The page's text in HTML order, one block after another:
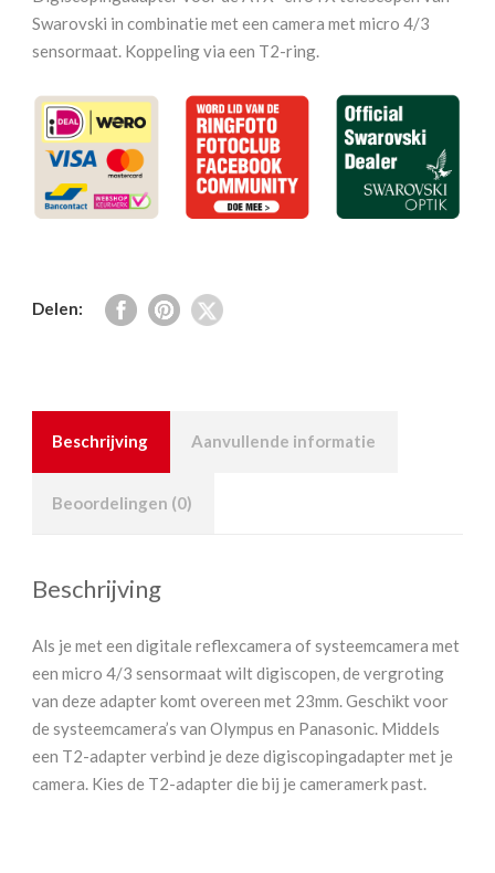
voor
Swarovski in combinatie met een camera met micro 4/3
sensormaat. Koppeling via een T2-ring.
Delen:
Beschrijving Aanvullende informatie
Beoordelingen (0)
Beschrijving
Als je met een digitale reflexcamera of systeemcamera met
een micro 4/3 sensormaat wilt digiscopen, de vergroting
van deze adapter komt overeen met 23mm. Geschikt voor
de systeemcamera’s van Olympus en Panasonic. Middels
een T2-adapter verbind je deze digiscopingadapter met je
camera. Kies de T2-adapter die bij je cameramerk past.